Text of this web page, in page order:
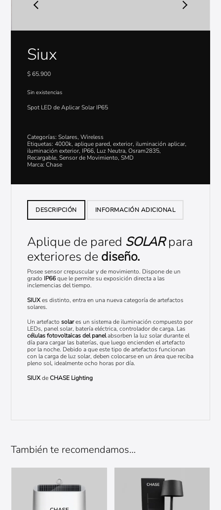
Siux
$65.900
Sin existencias
Spot LED de Aplicar Solar IP65
Categorías:Solares,Wireless
Etiquetas:4000k,aplique pared,exterior, iluminación aplicar,
iluminación exterior, IP66, Luz Neutra,Osram2835,
Recargable,Sensor de Movimiento,SMD
Marca:Chase
DESCRIPCIÓN INFORMACIÓN ADICIONAL
Aplique de pared SOLARpara
exteriores de diseño.
Posee sensor crepuscular y de movimiento. Dispone de un
grado IP66que le permite su exposición directa a las
inclemencias del tiempo.
SIUXes distinto, entra en una nueva categoría de artefactos
solares.
Un artefactosolares un sistema de iluminación compuesto por
LEDs, panel solar, batería eléctrica, controlador de carga. Las
células fotovoltaicas del panelabsorben la luz solar durante el
día para cargar las baterías, que luego encienden el artefacto
por la noche. Debido a que este tipo de artefactos funcionan
con la carga de luz solar, deben colocarse en un área que reciba
pleno sol, idealmente ocho horas por día.
SIUXdeCHASE Lighting
También te recomendamos…